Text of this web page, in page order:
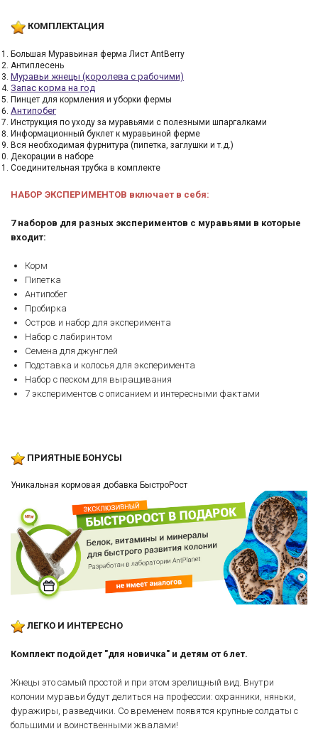
КОМПЛЕКТАЦИЯ
Большая Муравьиная ферма Лист AntBerry
Антиплесень
Муравьи жнецы (королева с рабочими)
Запас корма на год
Пинцет для кормления и уборки фермы
Антипобег
Инструкция по уходу за муравьями с полезными шпаргалками
Информационный буклет к муравьиной ферме
Вся необходимая фурнитура (пипетка, заглушки и т.д.)
Декорации в наборе
Соединительная трубка в комплекте
НАБОР ЭКСПЕРИМЕНТОВ включает в себя:
7 наборов для разных экспериментов с муравьями в которые
входит:
Корм
Пипетка
Антипобег
Пробирка
Остров и набор для эксперимента
Набор с лабиринтом
Семена для джунглей
Подставка и колосья для эксперимента
Набор с песком для выращивания
7 экспериментов с описанием и интересными фактами
ПРИЯТНЫЕ БОНУСЫ
Уникальная кормовая добавка БыстроРост
ЛЕГКО И ИНТЕРЕСНО
Комплект подойдет "для новичка" и детям от 6 лет.
Жнецы это самый простой и при этом зрелищный вид. Внутри
колонии муравьи будут делиться на профессии: охранники, няньки,
фуражиры, разведчики. Со временем появятся крупные солдаты с
большими и воинственными жвалами!